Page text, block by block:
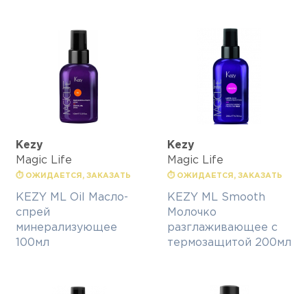
Kezy
Magic Life
⏱ ОЖИДАЕТСЯ, ЗАКАЗАТЬ
KEZY ML Oil Масло-
спрей
минерализующее
100мл
Kezy
Magic Life
⏱ ОЖИДАЕТСЯ, ЗАКАЗАТЬ
KEZY ML Smooth
Молочко
разглаживающее с
термозащитой 200мл